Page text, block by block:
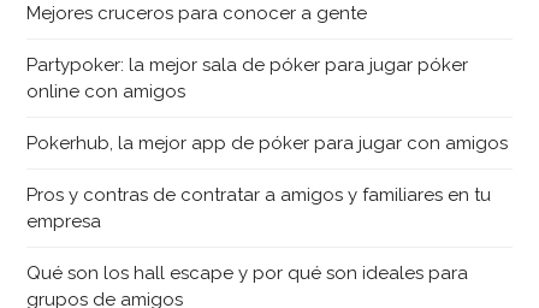
Mejores cruceros para conocer a gente
Partypoker: la mejor sala de póker para jugar póker
online con amigos
Pokerhub, la mejor app de póker para jugar con amigos
Pros y contras de contratar a amigos y familiares en tu
empresa
Qué son los hall escape y por qué son ideales para
grupos de amigos